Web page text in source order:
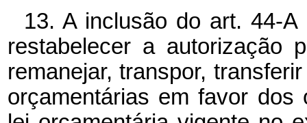
13. A inclusão do art. 44-
restabelecer a autorização
remanejar, transpor,
orçamentárias em favor